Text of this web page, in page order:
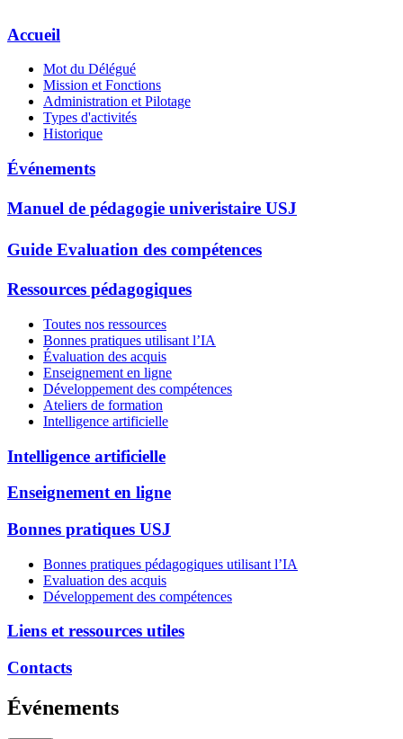
Accueil
Mot du Délégué
Mission et Fonctions
Administration et Pilotage
Types d'activités
Historique
Événements
Manuel de pédagogie univeristaire USJ
Guide Evaluation des compétences
Ressources pédagogiques
Toutes nos ressources
Bonnes pratiques utilisant l’IA
Évaluation des acquis
Enseignement en ligne
Développement des compétences
Ateliers de formation
Intelligence artificielle
Intelligence artificielle
Enseignement en ligne
Bonnes pratiques USJ
Bonnes pratiques pédagogiques utilisant l’IA
Evaluation des acquis
Développement des compétences
Liens et ressources utiles
Contacts
Événements